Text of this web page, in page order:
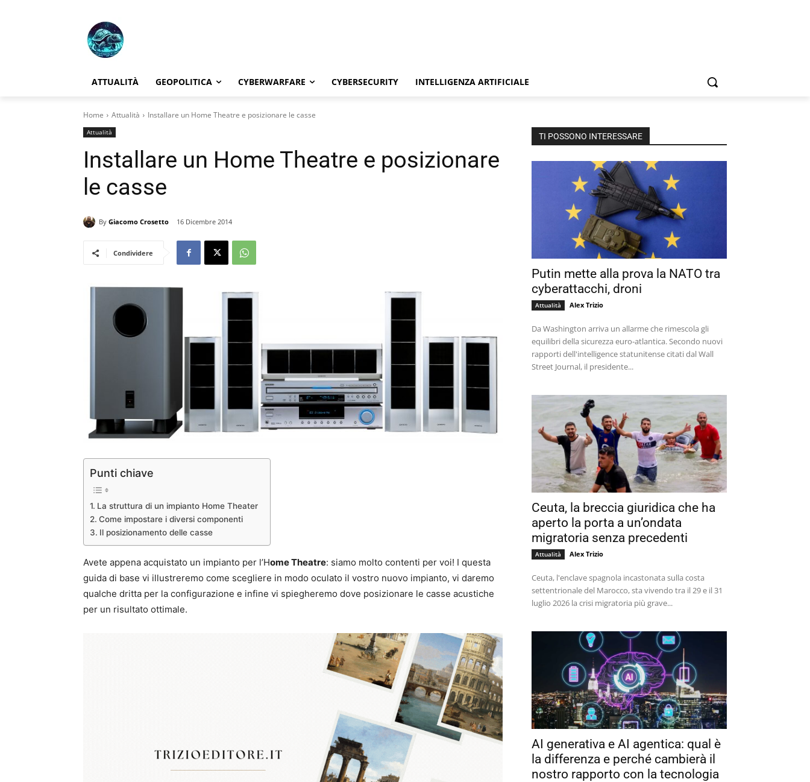
ATTUALITÀ GEOPOLITICA CYBERWARFARE CYBERSECURITY INTELLIGENZA ARTIFICIALE
Home Attualità Installare un Home Theatre e posizionare le casse
Attualità
Installare un Home Theatre e posizionare
le casse
By Giacomo Crosetto 16 Dicembre 2014
Condividere
Punti chiave
La struttura di un impianto Home Theater
Come impostare i diversi componenti
Il posizionamento delle casse
Avete appena acquistato un impianto per l’Home Theatre: siamo molto contenti per voi! I questa
guida di base vi illustreremo come scegliere in modo oculato il vostro nuovo impianto, vi daremo
qualche dritta per la configurazione e infine vi spiegheremo dove posizionare le casse acustiche
per un risultato ottimale.
TI POSSONO INTERESSARE
Putin mette alla prova la NATO tra
cyberattacchi, droni
Attualità Alex Trizio
Da Washington arriva un allarme che rimescola gli
equilibri della sicurezza euro-atlantica. Secondo nuovi
rapporti dell'intelligence statunitense citati dal Wall
Street Journal, il presidente...
Ceuta, la breccia giuridica che ha
aperto la porta a un’ondata
migratoria senza precedenti
Attualità Alex Trizio
Ceuta, l'enclave spagnola incastonata sulla costa
settentrionale del Marocco, sta vivendo tra il 29 e il 31
luglio 2026 la crisi migratoria più grave...
AI generativa e AI agentica: qual è
la differenza e perché cambierà il
nostro rapporto con la tecnologia